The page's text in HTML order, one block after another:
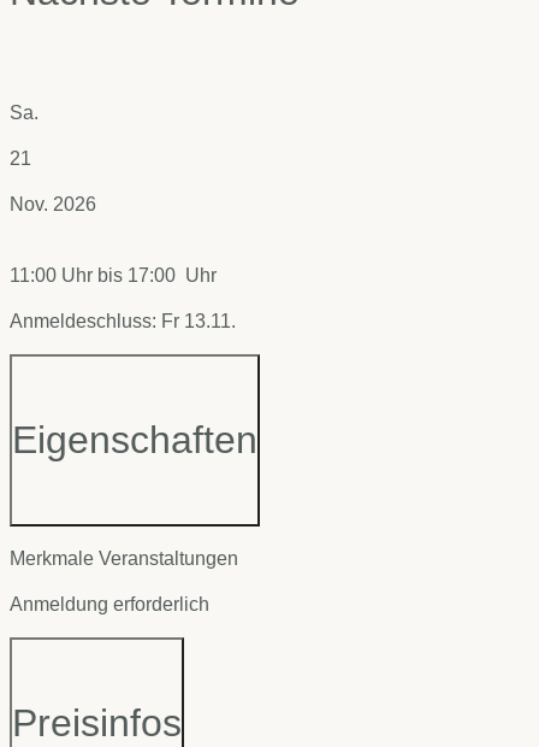
Sa.
21
Nov. 2026
11:00 Uhr bis 17:00 Uhr
Anmeldeschluss: Fr 13.11.
Eigenschaften
Merkmale Veranstaltungen
Anmeldung erforderlich
Preisinfos